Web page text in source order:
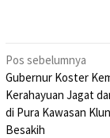
Navigasi
pos
Pos sebelumnya
Gubernur Koster
Kerahayuan Jagat
di Pura Kawasan
Besakih